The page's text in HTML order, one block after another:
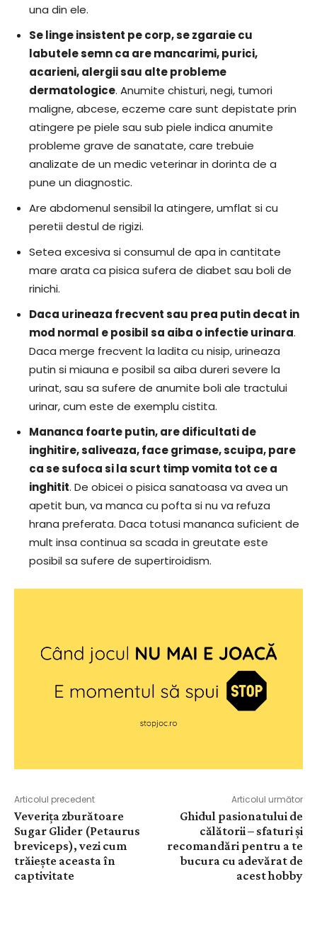
una din ele.
Se linge insistent pe corp, se zgaraie cu
labutele semn ca are mancarimi, purici,
acarieni, alergii sau alte probleme
dermatologice. Anumite chisturi, negi, tumori
maligne, abcese, eczeme care sunt depistate prin
atingere pe piele sau sub piele indica anumite
probleme grave de sanatate, care trebuie
analizate de un medic veterinar in dorinta de a
pune un diagnostic.
Are abdomenul sensibil la atingere, umflat si cu
peretii destul de rigizi.
Setea excesiva si consumul de apa in cantitate
mare arata ca pisica sufera de diabet sau boli de
rinichi.
Daca urineaza frecvent sau prea putin decat in
mod normal e posibil sa aiba o infectie urinara.
Daca merge frecvent la ladita cu nisip, urineaza
putin si miauna e posibil sa aiba dureri severe la
urinat, sau sa sufere de anumite boli ale tractului
urinar, cum este de exemplu cistita.
Mananca foarte putin, are dificultati de
inghitire, saliveaza, face grimase, scuipa, pare
ca se sufoca si la scurt timp vomita tot ce a
inghitit. De obicei o pisica sanatoasa va avea un
apetit bun, va manca cu pofta si nu va refuza
hrana preferata. Daca totusi mananca suficient de
mult insa continua sa scada in greutate este
posibil sa sufere de supertiroidism.
Articolul precedent
Veverița zburătoare
Sugar Glider (Petaurus
breviceps), vezi cum
trăiește aceasta în
captivitate
Articolul următor
Ghidul pasionatului de
călătorii – sfaturi și
recomandări pentru a te
bucura cu adevărat de
acest hobby